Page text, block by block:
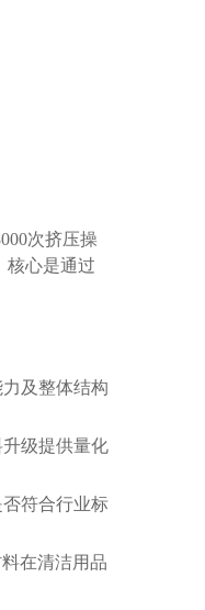
次挤压操
核心是通过
及整体结构
级提供量化
符合行业标
在清洁用品